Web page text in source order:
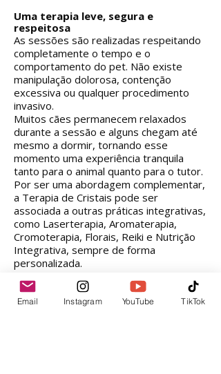
Uma terapia leve, segura e
respeitosa
As sessões são realizadas respeitando
completamente o tempo e o
comportamento do pet. Não existe
manipulação dolorosa, contenção
excessiva ou qualquer procedimento
invasivo.
Muitos cães permanecem relaxados
durante a sessão e alguns chegam até
mesmo a dormir, tornando esse
momento uma experiência tranquila
tanto para o animal quanto para o tutor.
Por ser uma abordagem complementar,
a Terapia de Cristais pode ser
associada a outras práticas integrativas,
como Laserterapia, Aromaterapia,
Cromoterapia, Florais, Reiki e Nutrição
Integrativa, sempre de forma
personalizada.
Cuidar também das emoções é
cuidar da saúde
Assim como os seres humanos, os cães
Email Instagram YouTube TikTok